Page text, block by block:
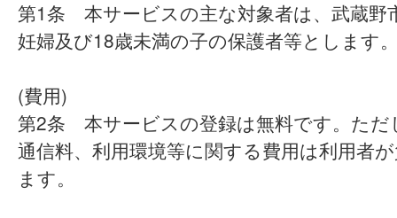
第1条 本サービスの主な対象者は、武蔵野
妊婦及び18歳未満の子の保護者等とします
(費用)
第2条 本サービスの登録は無料です。ただ
通信料、利用環境等に関する費用は利用者
ます。